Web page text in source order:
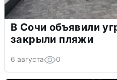
В Сочи объявили
закрыли пляжи
6 августа 0